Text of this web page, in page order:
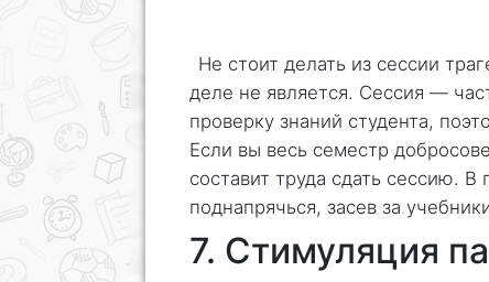
Не стоит делать из сессии
деле не является. Сессия —
проверку знаний студента,
Если вы весь семестр
составит труда сдать сессию.
поднапрячься, засев за
7. Стимуляция